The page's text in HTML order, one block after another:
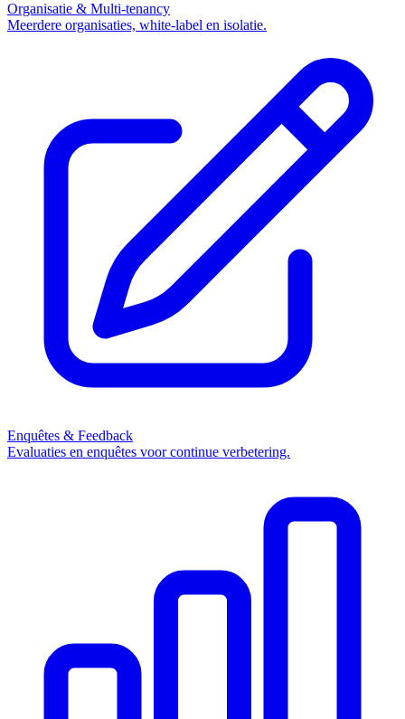
Organisatie & Multi-tenancy
Meerdere organisaties, white-label en isolatie.
Enquêtes & Feedback
Evaluaties en enquêtes voor continue verbetering.